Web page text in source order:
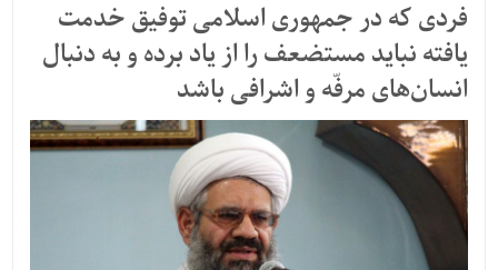
فردی که در جمهوری اسلامی توفیق خدمت
یافته نباید مستضعف را از یاد برده و به دنبال
انسان‌های مرفّه و اشرافی باشد